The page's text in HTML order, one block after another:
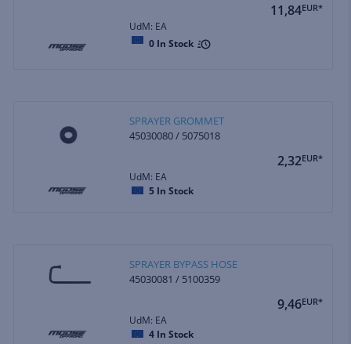
11,84EUR*
UdM: EA
0 In Stock
SPRAYER GROMMET
45030080 / 5075018
2,32EUR*
UdM: EA
5 In Stock
SPRAYER BYPASS HOSE
45030081 / 5100359
9,46EUR*
UdM: EA
4 In Stock